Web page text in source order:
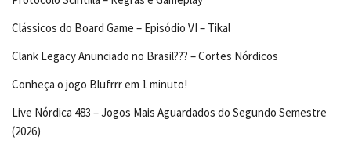
Clássicos do Board Game – Episódio VI – Tikal
Clank Legacy Anunciado no Brasil??? – Cortes Nórdicos
Conheça o jogo Blufrrr em 1 minuto!
Live Nórdica 483 – Jogos Mais Aguardados do Segundo Semestre
(2026)